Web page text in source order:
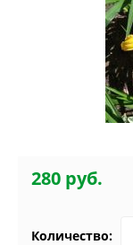
280 руб.
Количество: